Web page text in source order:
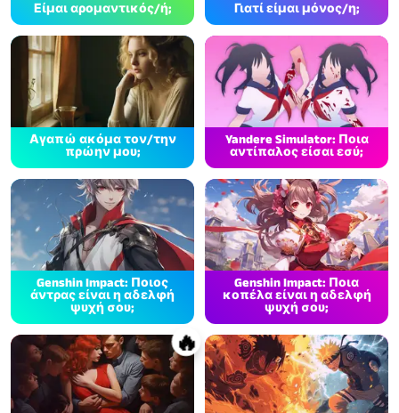
Είμαι αρομαντικός/ή; Γιατί είμαι μόνος/η;
Αγαπώ ακόμα τον/την
πρώην μου;
Yandere Simulator: Ποια
αντίπαλος είσαι εσύ;
Genshin Impact: Ποιος
άντρας είναι η αδελφή
ψυχή σου;
Genshin Impact: Ποια
κοπέλα είναι η αδελφή
ψυχή σου;
🔥